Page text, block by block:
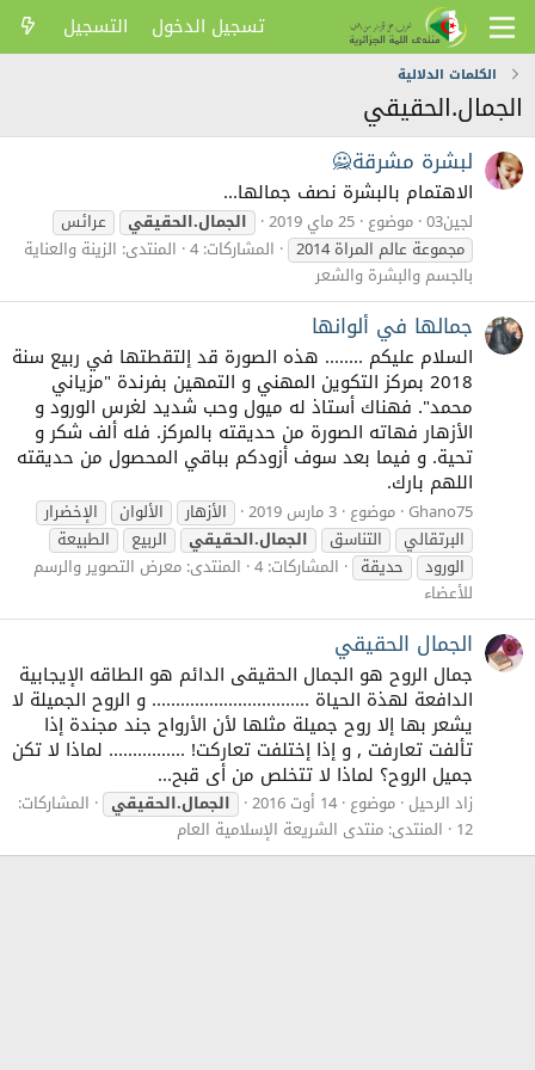
تسجيل الدخول التسجيل
الكلمات الدلالية
الجمال.الحقيقي
لبشرة مشرقة🙅
الاهتمام بالبشرة نصف جمالها...
لجين03 موضوع 25 ماي 2019 الجمال.الحقيقي
عرائس
مجموعة عالم المراة 2014
المشاركات: 4 المنتدى: الزينة والعناية
بالجسم والبشرة والشعر
جمالها في ألوانها
السلام عليكم ........ هذه الصورة قد إلتقطتها في ربيع سنة
2018 بمركز التكوين المهني و التمهين بفرندة "مزياني
محمد". فهناك أستاذ له ميول وحب شديد لغرس الورود و
الأزهار فهاته الصورة من حديقته بالمركز. فله ألف شكر و
تحية. و فيما بعد سوف أزودكم بباقي المحصول من حديقته
اللهم بارك.
Ghano75 موضوع 3 مارس 2019 الأزهار الألوان
الإخضرار
البرتقالي
التناسق الجمال.الحقيقي الربيع
الطبيعة
الورود
حديقة المشاركات: 4 المنتدى: معرض التصوير والرسم
للأعضاء
الجمال الحقيقي
جمال الروح هو الجمال الحقيقى الدائم هو الطاقه الإيجابية
الدافعة لهذة الحياة ................................. و الروح الجميلة لا
يشعر بها إلا روح جميلة مثلها لأن الأرواح جند مجندة إذا
تألفت تعارفت , و إذا إختلفت تعاركت! ................ لماذا لا تكن
جميل الروح؟ لماذا لا تتخلص من أى قبح...
زاد الرحيل موضوع 14 أوت 2016 الجمال.الحقيقي
المشاركات:
12 المنتدى: منتدى الشريعة الإسلامية العام